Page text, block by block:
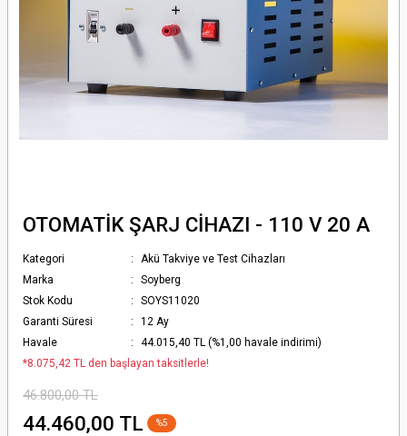
OTOMATİK ŞARJ CİHAZI - 110 V 20 A
Kategori
Akü Takviye ve Test Cihazları
Marka
Soyberg
Stok Kodu
SOYS11020
Garanti Süresi
12 Ay
Havale
44.015,40 TL (%1,00 havale indirimi)
*8.075,42 TL den başlayan taksitlerle!
46.800,00 TL
44.460,00 TL %5